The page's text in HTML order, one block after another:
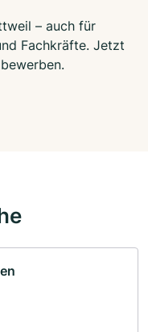
– auch für
Fachkräfte. Jetzt